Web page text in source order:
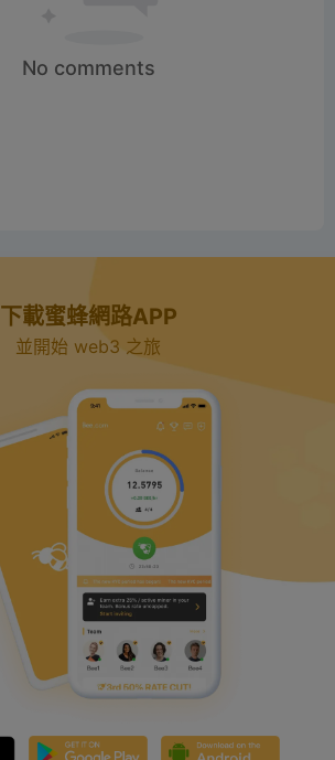
No comments
下載蜜蜂網路APP
並開始 web3 之旅